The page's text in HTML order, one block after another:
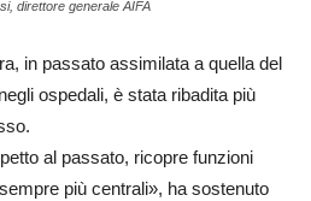
direttore generale AIFA
in passato assimilata a quella del
ospedali, è stata ribadita più
al passato, ricopre funzioni
più centrali», ha sostenuto